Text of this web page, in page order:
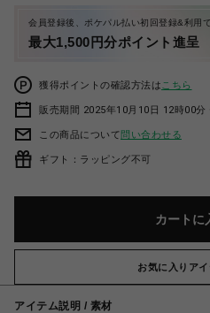
会員登録後、ポケパル払い初回登録&利用
最大1,500円分ポイント進呈
獲得ポイントの確認方法は こちら
販売期間 2025年10月10日 12時00
この商品について問い合わせる
ギフト：ラッピング不可
カートに
お気に入りア
アイテム説明 / 素材